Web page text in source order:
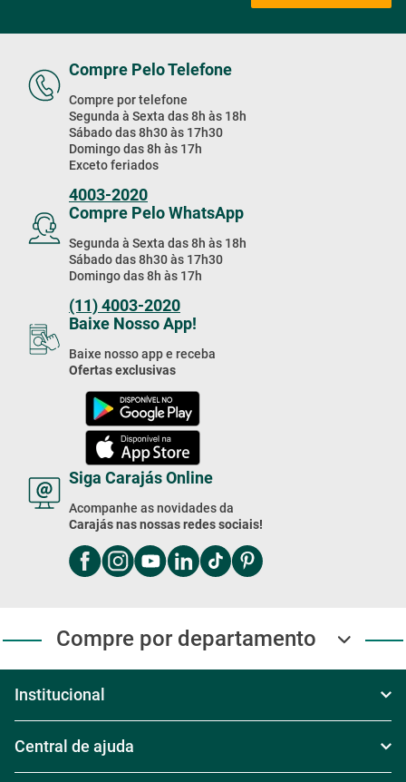
Compre Pelo Telefone
Compre por telefone
Segunda à Sexta das 8h às 18h
Sábado das 8h30 às 17h30
Domingo das 8h às 17h
Exceto feriados
4003-2020
Compre Pelo WhatsApp
Segunda à Sexta das 8h às 18h
Sábado das 8h30 às 17h30
Domingo das 8h às 17h
(11) 4003-2020
Baixe Nosso App!
Baixe nosso app e receba
Ofertas exclusivas
Siga Carajás Online
Acompanhe as novidades da
Carajás nas nossas redes sociais!
Compre por departamento
Institucional
Televendas
Central de ajuda